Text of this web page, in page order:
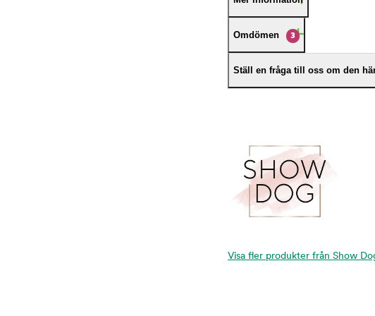
Omdömen 3
Ställ en fråga till oss om den
Visa fler produkter från Show